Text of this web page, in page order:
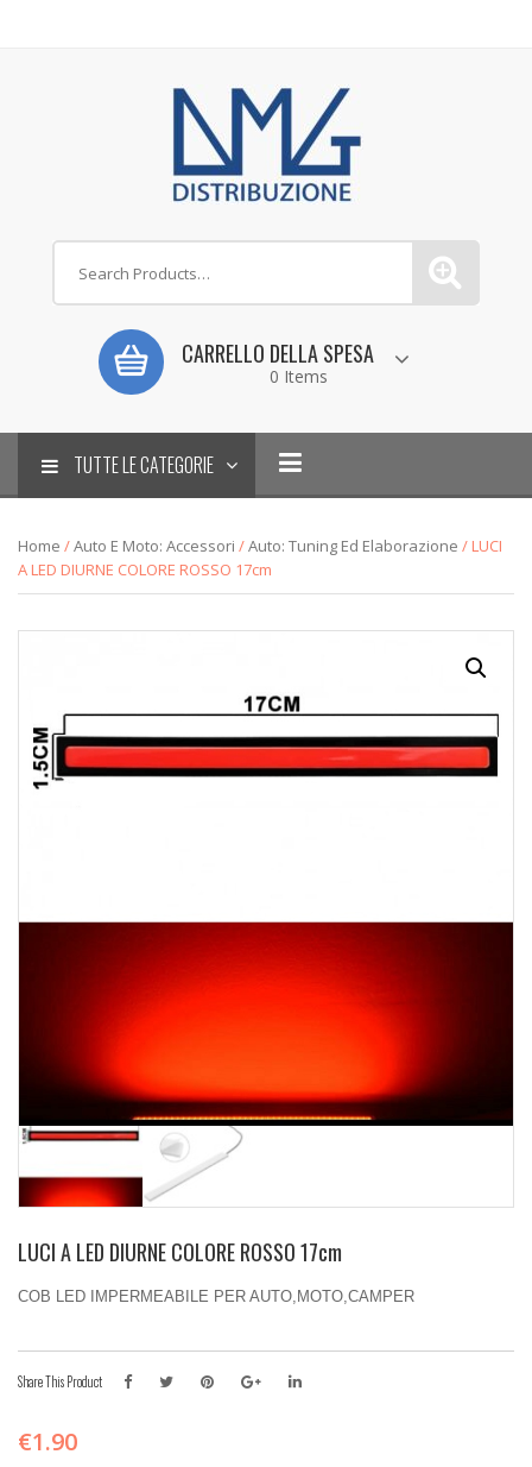
CARRELLO DELLA SPESA
0 Items
TUTTE LE CATEGORIE
Home /Auto E Moto: Accessori /Auto: Tuning Ed Elaborazione / LUCI
A LED DIURNE COLORE ROSSO 17cm
LUCI A LED DIURNE COLORE ROSSO 17cm
COB LED IMPERMEABILE PER AUTO,MOTO,CAMPER
Share This Product
€1.90